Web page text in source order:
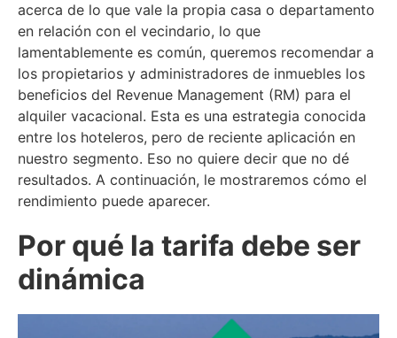
acerca de lo que vale la propia casa o departamento
en relación con el vecindario, lo que
lamentablemente es común, queremos recomendar a
los propietarios y administradores de inmuebles los
beneficios del Revenue Management (RM) para el
alquiler vacacional. Esta es una estrategia conocida
entre los hoteleros, pero de reciente aplicación en
nuestro segmento. Eso no quiere decir que no dé
resultados. A continuación, le mostraremos cómo el
rendimiento puede aparecer.
Por qué la tarifa debe ser
dinámica